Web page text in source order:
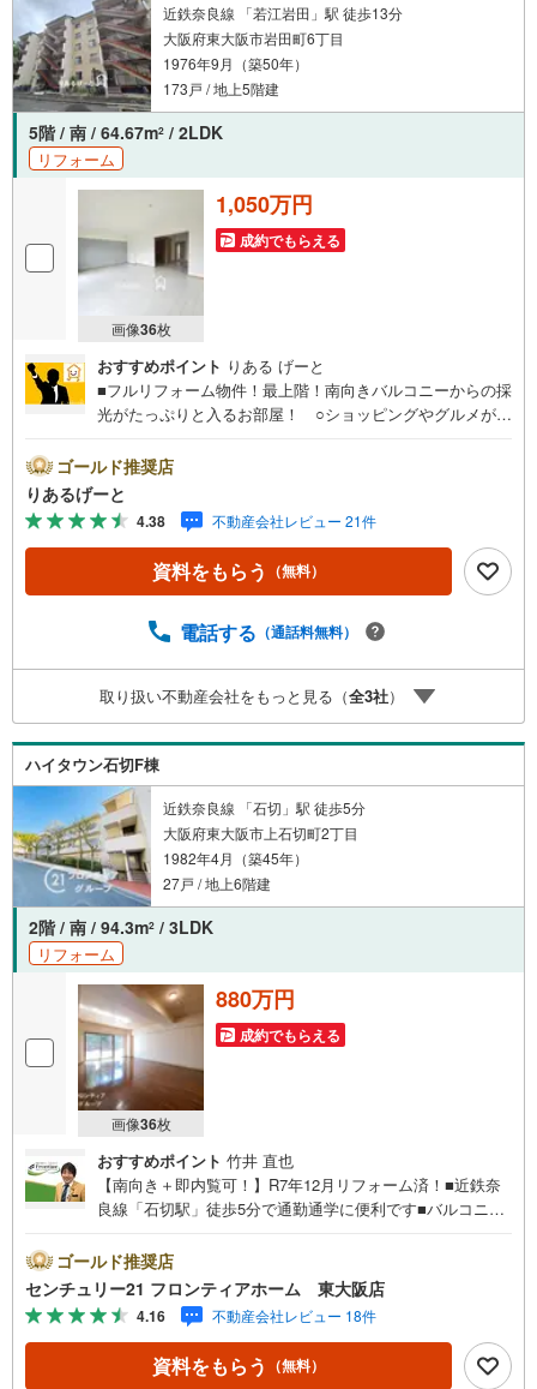
近鉄奈良線 「若江岩田」駅 徒歩13分
大阪府東大阪市岩田町6丁目
1976年9月（築50年）
173戸 / 地上5階建
5階 / 南 / 64.67m2 / 2LDK
リフォーム
画像36枚
1,050万円
成約でもらえる
おすすめポイント りある げーと
■フルリフォーム物件！最上階！南向きバルコニーからの採
光がたっぷりと入るお部屋！ ○ショッピングやグルメが身
良線「若江岩田」駅まで徒歩13分！■物件検討中のお客さ
ま！ちょっと見学してみたいだけなどでも内覧可能です！
売主さまの都合等で見学ができない場合がございます。お
気軽に「りあるげーと」までお問合わせ下さい！■「りある
げーと」が選ばれるポイント！■年中休まず営業中！いつで
も対応致します！・営業時間:9:00～21:00上記の時間帯
す！■各種相談、承ります！■【無料送迎】「小さなお子さ
らい」などご相談ください！営業スタッフがご自宅に伺っ
て送迎致します！【リフォーム相談】資格を持った専門ス
タッフがお悩みに合わせてお話をうかがい、お客さまにぴ
ったりの提案を行います！■その他:物件相談、住宅ローン
相談、ご質問、気になること、何でもお気軽にご相談くだ
さい！
ゴールド推奨店
りあるげーと
4.38 不動産会社レビュー 21件
資料をもらう （無料）
電話する （通話料無料）
取り扱い不動産会社をもっと見る（全3社）
ハイタウン石切F棟
近鉄奈良線 「石切」駅 徒歩5分
大阪府東大阪市上石切町2丁目
1982年4月（築45年）
27戸 / 地上6階建
2階 / 南 / 94.3m2 / 3LDK
リフォーム
画像36枚
880万円
成約でもらえる
おすすめポイント 竹井 直也
【南向き＋即内覧可！】R7年12月リフォーム済！■近鉄奈
良線「石切駅」徒歩5分で通勤通学に便利です■バルコニー
いです 特徴・周辺に利便施設も多く、生活環境が整ってお
ります・小学校までに徒歩3分でお子様の通学も安心です・
和室は居室としてはもちろん、ライフスタイルに合わせて
自由にご活用いただけます リフォーム内容・CF貼替、洗い
工事一式 立地・東大阪市立石切東小学校 徒歩約3分・東大
阪市立石切中学校 徒歩約21分 弊社が選ばれる理由 1.お金
ゴールド推奨店
センチュリー21 フロンティアホーム 東大阪店
4.16 不動産会社レビュー 18件
資料をもらう （無料）